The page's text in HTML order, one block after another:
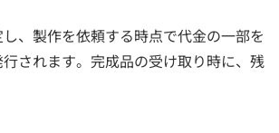
、製作を依頼する時点で代金の一部を
されます。完成品の受け取り時に、残